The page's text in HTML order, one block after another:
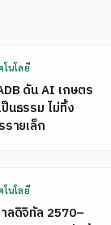
โนโลยี
ดัน AI เกษตร
นธรรม ไม่ทิ้ง
ายเล็ก
โนโลยี
ลดิจิทัล 2570–